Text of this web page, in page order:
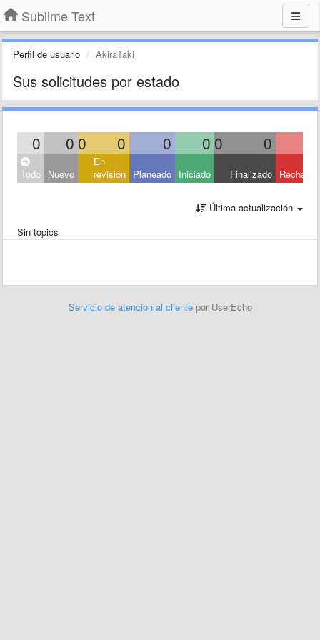
Sublime Text
Perfil de usuario AkiraTaki
Sus solicitudes por estado
0 0 0 0 0 0 0 0
Todo Nuevo
En
revisión Planeado Iniciado Finalizado
Última actualización
Sin topics
Servicio de atención al cliente por UserEcho